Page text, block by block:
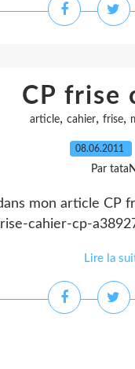
CP frise
article, cahier, frise,
08.06.2011
Par tataN
mon article CP
cahier-cp-
Lire la